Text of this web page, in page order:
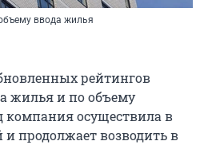
ввода жилья
рейтингов
жилья и по объему
компания осуществила в
продолжает возводить в